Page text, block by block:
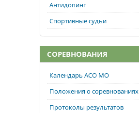
Антидопинг
Спортивные судьи
СОРЕВНОВАНИЯ
Календарь АСО МО
Положения о соревнованиях
Протоколы результатов